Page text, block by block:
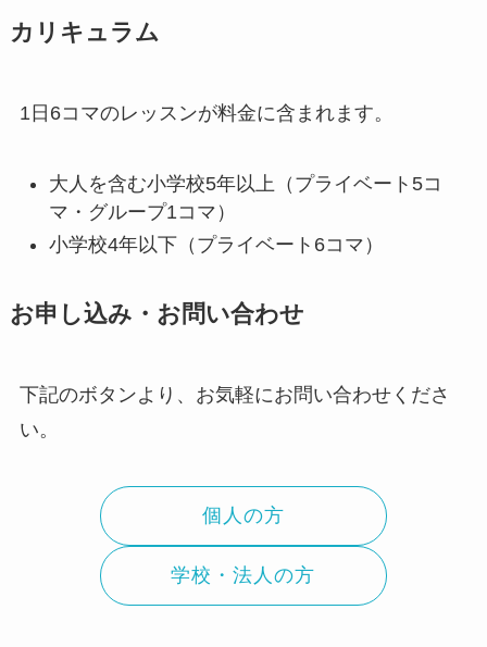
カリキュラム
1日6コマのレッスンが料金に含まれます。
大人を含む小学校5年以上（プライベート5コ
マ・グループ1コマ）
小学校4年以下（プライベート6コマ）
お申し込み・お問い合わせ
下記のボタンより、お気軽にお問い合わせくださ
い。
個人の方
学校・法人の方